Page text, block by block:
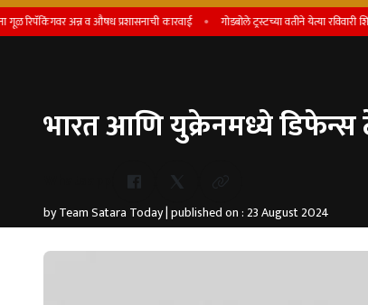
अन्न व औषध प्रशासनाची कारवाई गोडबोले ट्रस्टच्या वतीने येत्या रविवारी शिष्यवृत्ती
भारत आणि युक्रेनमध्ये डिफेन्स
by Team Satara Today | published on : 23 August 2024